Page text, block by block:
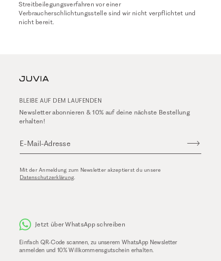
Streitbeilegungsverfahren vor einer
Verbraucherschlichtungsstelle sind wir nicht verpflichtet und
nicht bereit.
BLEIBE AUF DEM LAUFENDEN
Newsletter abonnieren & 10% auf deine nächste Bestellung
erhalten!
E-Mail-Adresse
Mit der Anmeldung zum Newsletter akzeptierst du unsere
Datenschutzerklärung.
Jetzt über WhatsApp schreiben
Einfach QR-Code scannen, zu unserem WhatsApp Newsletter
anmelden und 10% Willkommensgutschein erhalten.